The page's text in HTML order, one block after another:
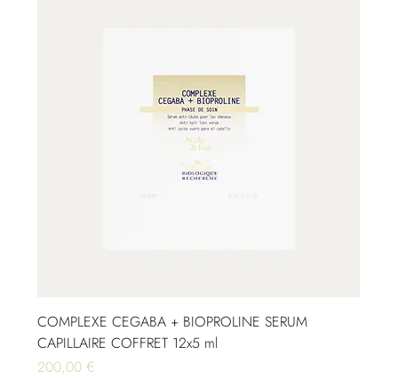
COMPLEXE CEGABA + BIOPROLINE SERUM
CAPILLAIRE COFFRET 12x5 ml
Preis
200,00 €